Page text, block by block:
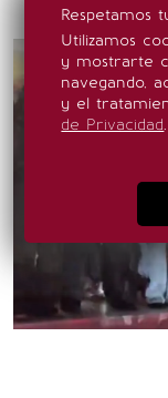
Respetamos
Utilizamos
y mostrarte
navegando,
y el
de Privacidad.